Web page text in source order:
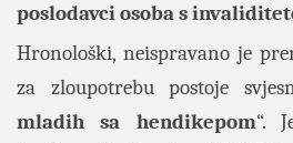
poslodavci osoba s
Hronološki, neispravano je
za zloupotrebu postoje
mladih sa hendikepom“.